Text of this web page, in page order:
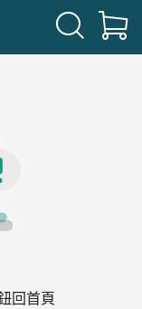
回首頁